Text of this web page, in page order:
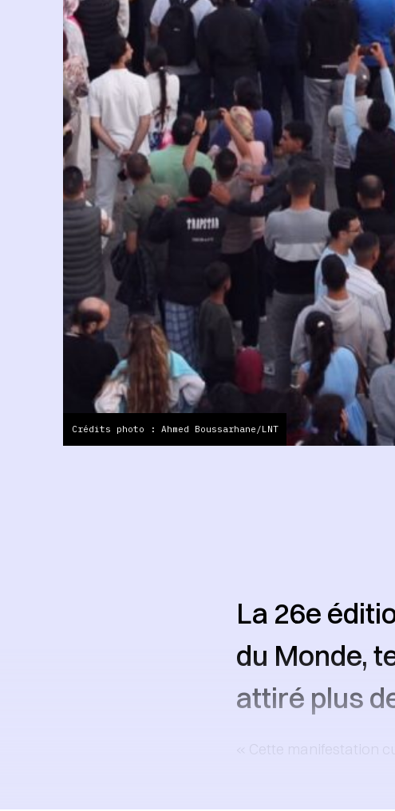
Crédits photo : Ahmed Boussarhane/LNT
La 26e
du Monde,
attiré plus
« Cette manifestation